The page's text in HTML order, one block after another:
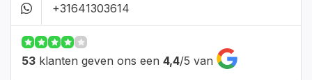
+31641303614
53 klanten geven ons een 4,4/5 van